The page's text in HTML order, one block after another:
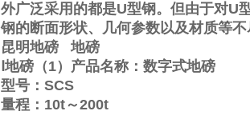
外广泛采用的都是U型钢。但由于对U
钢的断面形状、几何参数以及材质等
昆明地磅
地磅
地磅（1）产品名称：数字式地磅
型号： SCS
量程： 10t～200t